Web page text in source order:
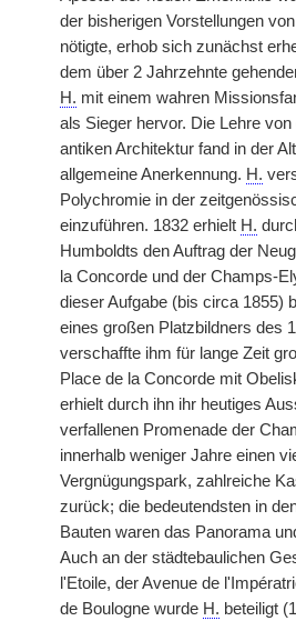
der bisherigen Vorstellungen
nötigte, erhob sich zunächst
dem über 2 Jahrzehnte
H. mit einem wahren
als Sieger hervor. Die Lehre
antiken Architektur fand in der
allgemeine Anerkennung. H.
Polychromie in der
einzuführen. 1832 erhielt H.
Humboldts den Auftrag der
la Concorde und der Champs-
dieser Aufgabe (bis circa 1855)
eines großen Platzbildners des
verschaffte ihm für lange Zeit
Place de la Concorde mit
erhielt durch ihn ihr heutiges
verfallenen Promenade der
innerhalb weniger Jahre einen
Vergnügungspark, zahlreiche
zurück; die bedeutendsten in
Bauten waren das Panorama
Auch an der städtebaulichen
l'Etoile, der Avenue de
de Boulogne wurde H. beteiligt